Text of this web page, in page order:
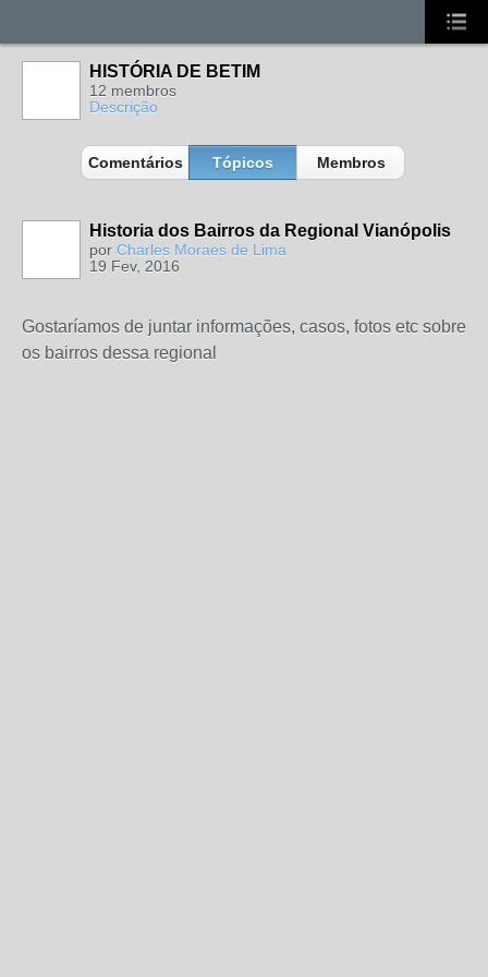
HISTÓRIA DE BETIM
12 membros
Descrição
Comentários Tópicos Membros
Historia dos Bairros da Regional Vianópolis
por Charles Moraes de Lima
19 Fev, 2016
Gostaríamos de juntar informações, casos, fotos etc sobre
os bairros dessa regional